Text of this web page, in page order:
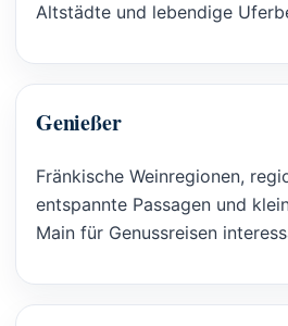
Altstädte und lebendige
Genießer
Fränkische Weinregionen,
entspannte Passagen und
Main für Genussreisen